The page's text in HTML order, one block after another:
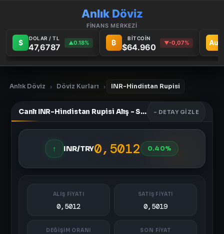
Anlık Döviz
FİNANS MERKEZİ
$ DOLAR / TL
47,6787 ▲0.18% ₿ BİTCOİN
$64.960 ▼-0,07% Au
Anlık Döviz › Döviz Kurları › INR-Hindistan Rupisi
Canlı INR-Hindistan Rupisi Alış - Satış Fiyatları - DETAY GIZLE
↑ INR/TRY0,5012 0.40%
ALIŞ FİYATI
0,5012
SATIŞ FİYATI
0,5019
DEĞİŞİM ORANI SON FİYAT